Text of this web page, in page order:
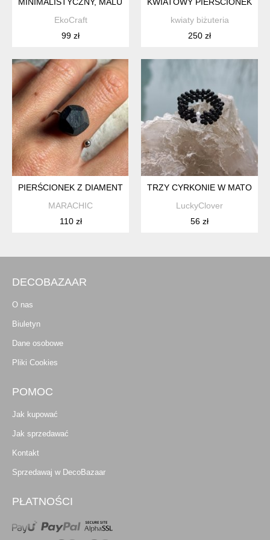
EkoCraft
99 zł
kwiaty biżuteria
250 zł
PIERŚCIONEK Z DIAMENTEM Z CZARNEGO DĘBU
MARACHIC
110 zł
TRZY CYRKONIE W
LuckyClover
56 zł
DECOBAZAAR
O nas
Biuletyn
Dane osobowe
Pliki Cookies
POMOC
Jak kupować
Jak sprzedawać
Kontakt
Sprzedawaj w DecoBazaar
PŁATNOŚCI